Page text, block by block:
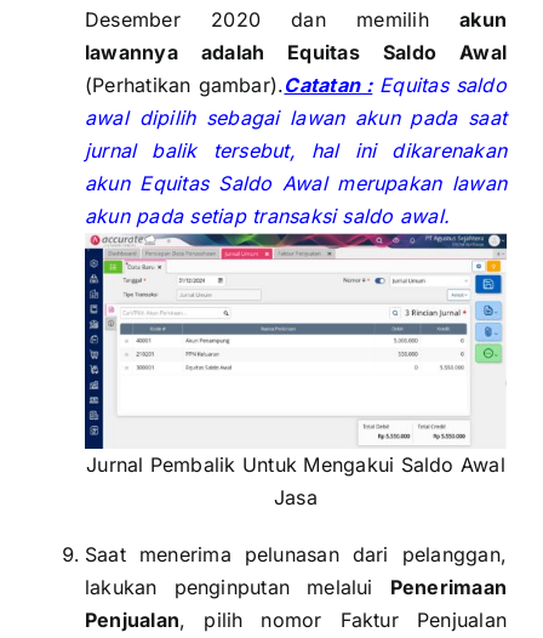
Desember 2020 dan memilihakun
lawannya adalah Equitas Saldo Awal
(Perhatikan gambar).Catatan :Equitas saldo
awal dipilih sebagai lawan akun pada saat
jurnal balik tersebut, hal ini dikarenakan
akun Equitas Saldo Awal merupakan lawan
akun pada setiap transaksi saldo awal.
Jurnal Pembalik Untuk Mengakui Saldo Awal
Jasa
Saat menerima pelunasan dari pelanggan,
lakukan penginputan melalui Penerimaan
Penjualan, pilih nomor Faktur Penjualan